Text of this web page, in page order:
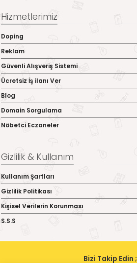
Hizmetlerimiz
Doping
Reklam
Güvenli Alışveriş Sistemi
Ücretsiz İş ilanı Ver
Blog
Domain Sorgulama
Nöbetci Eczaneler
Gizlilik & Kullanım
Kullanım Şartları
Gizlilik Politikası
Kişisel Verilerin Korunması
S.S.S
Bizi Takip Edin ;